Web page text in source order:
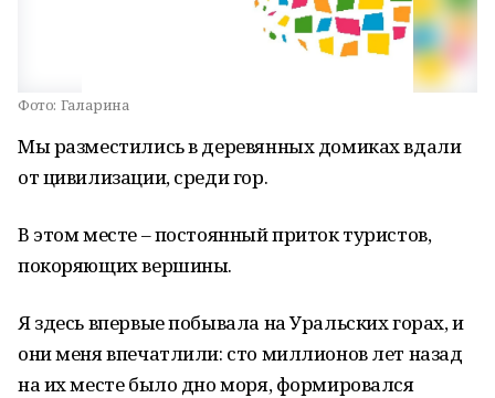
Фото: Галарина
Мы разместились в деревянных домиках вдали
от цивилизации, среди гор.
В этом месте – постоянный приток туристов,
покоряющих вершины.
Я здесь впервые побывала на Уральских горах, и
они меня впечатлили: сто миллионов лет назад
на их месте было дно моря, формировался